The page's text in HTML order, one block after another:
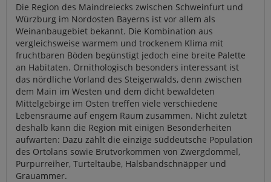
Die Region des Maindreiecks zwischen Schweinfurt und
Würzburg im Nordosten Bayerns ist vor allem als
Weinanbaugebiet bekannt. Die Kombination aus
vergleichsweise warmem und trockenem Klima mit
fruchtbaren Böden begünstigt jedoch eine breite Palette
an Habitaten. Ornithologisch besonders interessant ist
das nördliche Vorland des Steigerwalds, denn zwischen
dem Main im Westen und dem dicht bewaldeten
Mittelgebirge im Osten treffen viele verschiedene
Lebensräume auf engem Raum zusammen. Nicht zuletzt
deshalb kann die Region mit einigen Besonderheiten
aufwarten: Dazu zählt die einzige süddeutsche Population
des Ortolans sowie Brutvorkommen von Zwergdommel,
Purpurreiher, Turteltaube, Halsbandschnäpper und
Grauammer.